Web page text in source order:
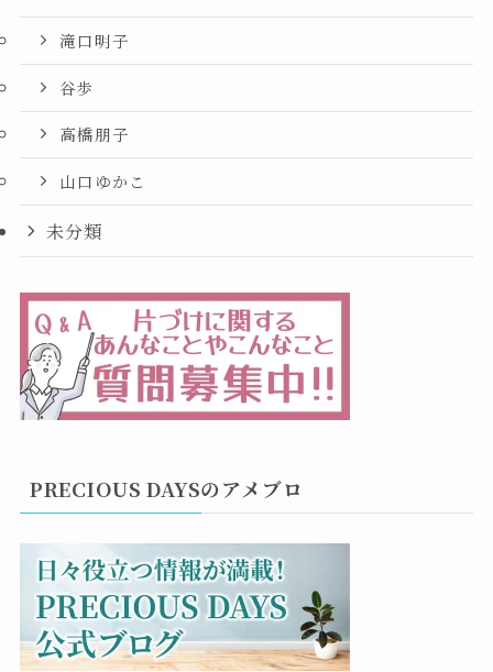
滝口明子
谷歩
高橋朋子
山口ゆかこ
未分類
PRECIOUS DAYSのアメブロ